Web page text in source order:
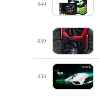
840
839
838